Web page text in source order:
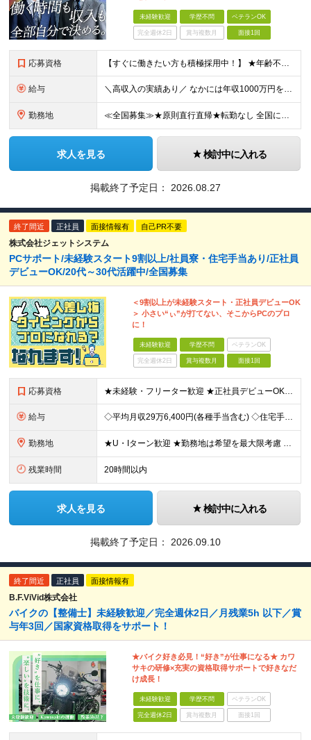
未経験歓迎 学歴不問 ベテランOK
完全週休2日 賞与複数月 面接1回
応募資格 【すぐに働きたい方も積極採用中！】 ★年齢不問…40代50代を中心に幅広い年齢層の方が活躍中です ★金融・保険業界の知識がある方 ★学歴不問 ≪異業種出身の未経験者も活躍しています≫ 調査員の半数以
給与 ＼高収入の実績あり／ なかには年収1000万円を超える方もいらっしゃいます！ 【完全出来高報酬制】 ★仕事に慣れるまで収入をサポート 1か月目：報酬が通常の2倍 2か月目：報酬が通常の1.5倍 ※災
勤務地 ≪全国募集≫★原則直行直帰★転勤なし 全国に55の拠点を展開していますので、現在お住いの地域で働けます。また、原則直行直帰で調査を行い、レポート作成はご自宅にて行うことができるため、自分のペースで働け
求人を見る 検討中に入れる
掲載終了予定日： 2026.08.27
終了間近 正社員 面接情報有 自己PR不要
株式会社ジェットシステム
PCサポート/未経験スタート9割以上/社員寮・住宅手当あり/正社員
デビューOK/20代～30代活躍中/全国募集
＜9割以上が未経験スタート・正社員デビューOK
＞ 小さい“ぃ”が打てない、そこからPCのプロ
に！
未経験歓迎 学歴不問 ベテランOK
完全週休2日 賞与複数月 面接1回
応募資格 ★未経験・フリーター歓迎 ★正社員デビューOK ★学歴不問 ＼人柄採用を実施中です！／ しっかりと研修できる体制が整っているので、 スキルや経歴は重視していません。 あなたのお人柄や熱意で、選考を行
給与 ◇平均月収29万6,400円(各種手当含む) ◇住宅手当⇒最大家賃の半額支給 ◇賞与年2回支給 ■月給22万5,000円以上＋地域手当＋時間外手当＋住宅手当＋家族手当 ※経験やスキルに応じて給与を
勤務地 ★U・Iターン歓迎 ★勤務地は希望を最大限考慮 ★自宅の近くで働きたい方にもピッタリ！ 全国44都道府県（栃木県・福井県・鹿児島県を除く）の家電量販店内の「PCコーナー」にて勤務いただきます。 ※
残業時間 20時間以内
求人を見る 検討中に入れる
掲載終了予定日： 2026.09.10
終了間近 正社員 面接情報有
B.F.ViVid株式会社
バイクの【整備士】未経験歓迎／完全週休2日／月残業5h 以下／賞
与年3回／国家資格取得をサポート！
★バイク好き必見！“好き”が仕事になる★ カワ
サキの研修×充実の資格取得サポートで好きなだ
け成長！
未経験歓迎 学歴不問 ベテランOK
完全週休2日 賞与複数月 面接1回